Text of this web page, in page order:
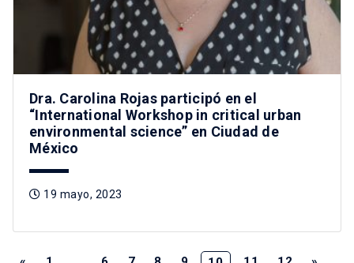
Dra. Carolina Rojas participó en el
“International Workshop in critical urban
environmental science” en Ciudad de
México
19 mayo, 2023